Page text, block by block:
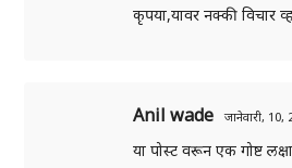
कृपया,यावर नक्की विचार
Anil wade जानेवारी,
या पोस्ट वरून एक गोष्ट